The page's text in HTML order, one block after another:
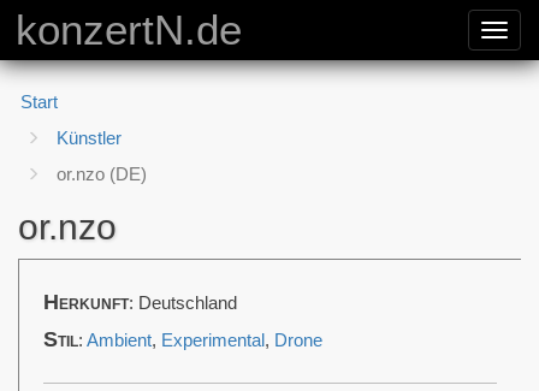
konzertN.de
Start
Künstler
or.nzo (DE)
or.nzo
Herkunft: Deutschland
Stil: Ambient, Experimental , Drone